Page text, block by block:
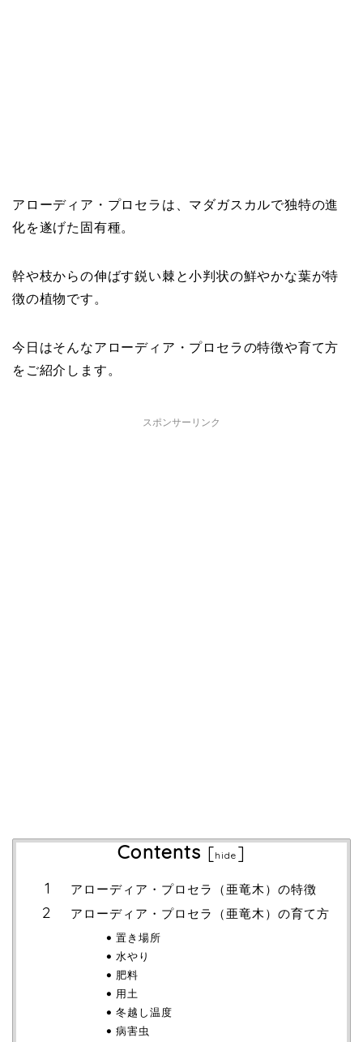
アローディア・プロセラは、マダガスカルで独特の進
化を遂げた固有種。
幹や枝からの伸ばす鋭い棘と小判状の鮮やかな葉が特
徴の植物です。
今日はそんなアローディア・プロセラの特徴や育て方
をご紹介します。
スポンサーリンク
Contents [hide ]
アローディア・プロセラ（亜竜木）の特徴
アローディア・プロセラ（亜竜木）の育て方
置き場所
水やり
肥料
用土
冬越し温度
病害虫